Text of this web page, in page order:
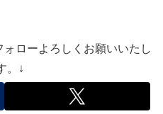
ローよろしくお願いいたし
。↓